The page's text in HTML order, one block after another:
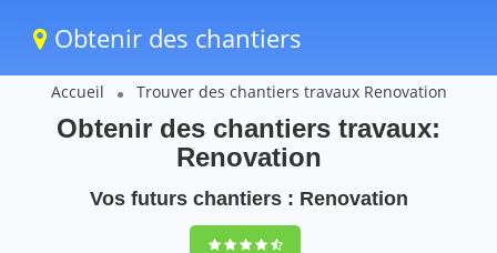
Obtenir des chantiers
Accueil Trouver des chantiers travaux Renovation
Obtenir des chantiers travaux:
Renovation
Vos futurs chantiers : Renovation